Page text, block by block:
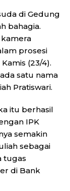
di Gedung
bahagia.
prosesi
(23/4).
satu nama
Pratiswari.
itu berhasil
IPK
semakin
sebagai
tugas
di Bank